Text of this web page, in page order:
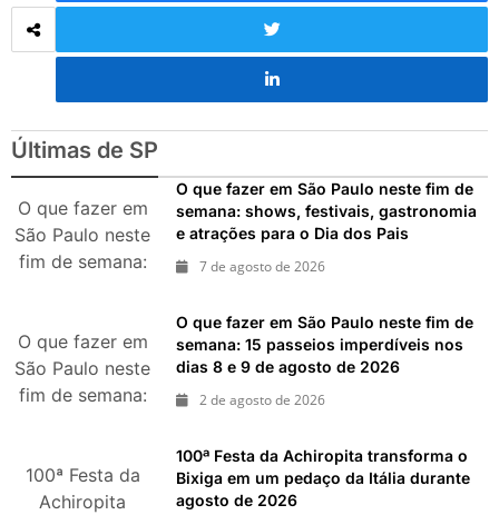
Últimas de SP
O que fazer em
São Paulo neste
fim de semana:
atrações para o
Dia dos Pais
O que fazer em São Paulo neste fim de
semana: shows, festivais, gastronomia
e atrações para o Dia dos Pais
7 de agosto de 2026
O que fazer em
São Paulo neste
fim de semana:
dias 8 e 9 de
agosto de 2026
O que fazer em São Paulo neste fim de
semana: 15 passeios imperdíveis nos
dias 8 e 9 de agosto de 2026
2 de agosto de 2026
100ª Festa da
Achiropita
100ª Festa da Achiropita transforma o
Bixiga em um pedaço da Itália durante
agosto de 2026